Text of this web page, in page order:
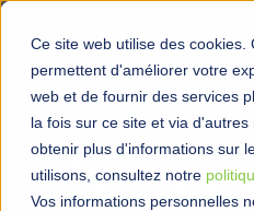
Ce site web utilise des cookies.
permettent d'améliorer votre
web et de fournir des services
la fois sur ce site et via d'autres
obtenir plus d'informations sur
utilisons, consultez notre
Vos informations personnelles